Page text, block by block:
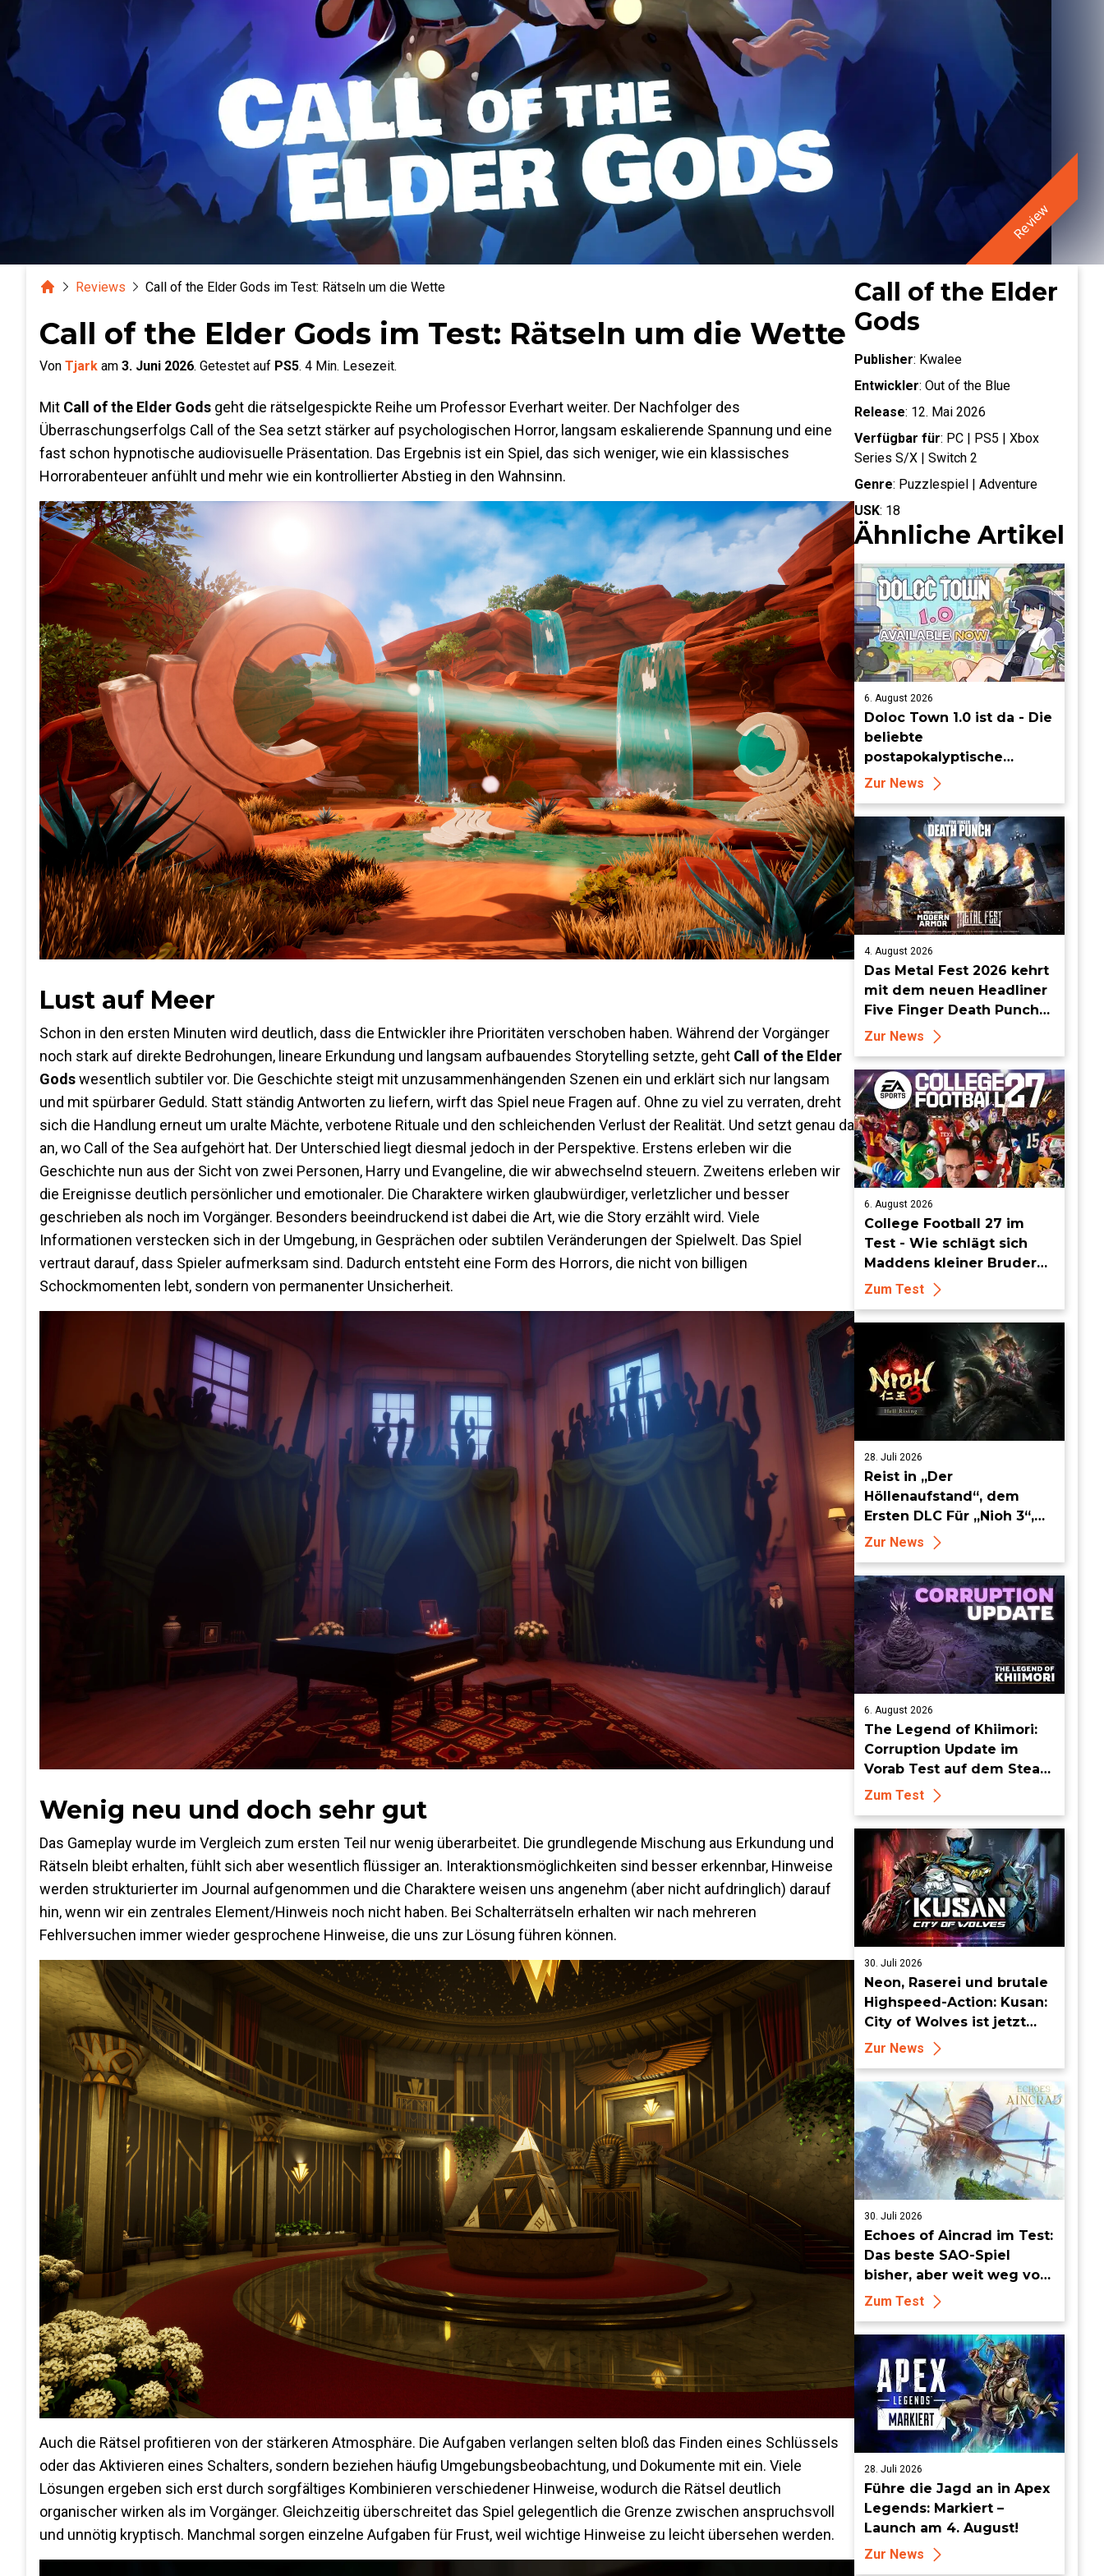
Review
HomeReviews Call of the Elder Gods im Test: Rätseln um die Wette
Call of the Elder Gods im Test: Rätseln um die Wette
Von Tjark am 3. Juni 2026. Getestet auf PS5. 4 Min. Lesezeit.
Mit Call of the Elder Gods geht die rätselgespickte Reihe um Professor Everhart weiter. Der Nachfolger des
Überraschungserfolgs Call of the Sea setzt stärker auf psychologischen Horror, langsam eskalierende Spannung und eine
fast schon hypnotische audiovisuelle Präsentation. Das Ergebnis ist ein Spiel, das sich weniger, wie ein klassisches
Horrorabenteuer anfühlt und mehr wie ein kontrollierter Abstieg in den Wahnsinn.
Lust auf Meer
Schon in den ersten Minuten wird deutlich, dass die Entwickler ihre Prioritäten verschoben haben. Während der Vorgänger
noch stark auf direkte Bedrohungen, lineare Erkundung und langsam aufbauendes Storytelling setzte, geht Call of the Elder
Godswesentlich subtiler vor. Die Geschichte steigt mit unzusammenhängenden Szenen ein und erklärt sich nur langsam
und mit spürbarer Geduld. Statt ständig Antworten zu liefern, wirft das Spiel neue Fragen auf. Ohne zu viel zu verraten, dreht
sich die Handlung erneut um uralte Mächte, verbotene Rituale und den schleichenden Verlust der Realität. Und setzt genau da
an, wo Call of the Sea aufgehört hat. Der Unterschied liegt diesmal jedoch in der Perspektive. Erstens erleben wir die
Geschichte nun aus der Sicht von zwei Personen, Harry und Evangeline, die wir abwechselnd steuern. Zweitens erleben wir
die Ereignisse deutlich persönlicher und emotionaler. Die Charaktere wirken glaubwürdiger, verletzlicher und besser
geschrieben als noch im Vorgänger. Besonders beeindruckend ist dabei die Art, wie die Story erzählt wird. Viele
Informationen verstecken sich in der Umgebung, in Gesprächen oder subtilen Veränderungen der Spielwelt. Das Spiel
vertraut darauf, dass Spieler aufmerksam sind. Dadurch entsteht eine Form des Horrors, die nicht von billigen
Schockmomenten lebt, sondern von permanenter Unsicherheit.
Wenig neu und doch sehr gut
Das Gameplay wurde im Vergleich zum ersten Teil nur wenig überarbeitet. Die grundlegende Mischung aus Erkundung und
Rätseln bleibt erhalten, fühlt sich aber wesentlich flüssiger an. Interaktionsmöglichkeiten sind besser erkennbar, Hinweise
werden strukturierter im Journal aufgenommen und die Charaktere weisen uns angenehm (aber nicht aufdringlich) darauf
hin, wenn wir ein zentrales Element/Hinweis noch nicht haben. Bei Schalterrätseln erhalten wir nach mehreren
Fehlversuchen immer wieder gesprochene Hinweise, die uns zur Lösung führen können.
Auch die Rätsel profitieren von der stärkeren Atmosphäre. Die Aufgaben verlangen selten bloß das Finden eines Schlüssels
oder das Aktivieren eines Schalters, sondern beziehen häufig Umgebungsbeobachtung, und Dokumente mit ein. Viele
Lösungen ergeben sich erst durch sorgfältiges Kombinieren verschiedener Hinweise, wodurch die Rätsel deutlich
organischer wirken als im Vorgänger. Gleichzeitig überschreitet das Spiel gelegentlich die Grenze zwischen anspruchsvoll
und unnötig kryptisch. Manchmal sorgen einzelne Aufgaben für Frust, weil wichtige Hinweise zu leicht übersehen werden.
Call of the Elder
Gods
Publisher: Kwalee
Entwickler: Out of the Blue
Release: 12. Mai 2026
Verfügbar für: PC | PS5 | Xbox
Series S/X | Switch 2
Genre: Puzzlespiel | Adventure
USK: 18
Ähnliche Artikel
6. August 2026
Doloc Town 1.0 ist da - Die
beliebte
postapokalyptische
Farming-Simulation
verlässt heute den Early
Access
Zur News
4. August 2026
Das Metal Fest 2026 kehrt
mit dem neuen Headliner
Five Finger Death Punch
zu World of Tanks Modern
Armor zurück
Zur News
6. August 2026
College Football 27 im
Test - Wie schlägt sich
Maddens kleiner Bruder
dieses Jahr?
Zum Test
28. Juli 2026
Reist in „Der
Höllenaufstand“, dem
Ersten DLC Für „Nioh 3“,
ab dem 19. August in die
Keian-Ära!
Zur News
6. August 2026
The Legend of Khiimori:
Corruption Update im
Vorab Test auf dem Steam
Deck - Die Idylle bekommt
dunkle Risse
Zum Test
30. Juli 2026
Neon, Raserei und brutale
Highspeed-Action: Kusan:
City of Wolves ist jetzt
erhältlich!
Zur News
30. Juli 2026
Echoes of Aincrad im Test:
Das beste SAO-Spiel
bisher, aber weit weg vom
Meisterwerk
Zum Test
28. Juli 2026
Führe die Jagd an in Apex
Legends: Markiert –
Launch am 4. August!
Zur News